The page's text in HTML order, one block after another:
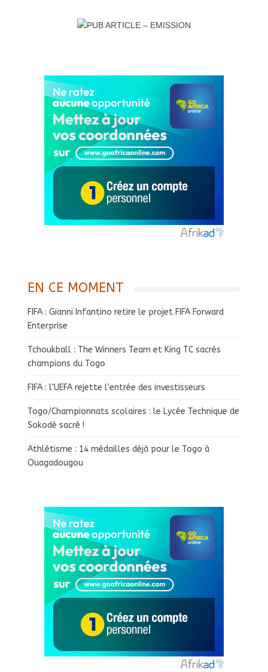
EN CE MOMENT
FIFA : Gianni Infantino retire le projet FIFA Forward
Enterprise
Tchoukball : The Winners Team et King TC sacrés
champions du Togo
FIFA : l’UEFA rejette l’entrée des investisseurs
Togo/Championnats scolaires : le Lycée Technique de
Sokodé sacré !
Athlétisme : 14 médailles déjà pour le Togo à
Ouagadougou